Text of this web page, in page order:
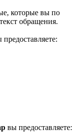
которые вы по
обращения.
предоставляете:
вы предоставляете: